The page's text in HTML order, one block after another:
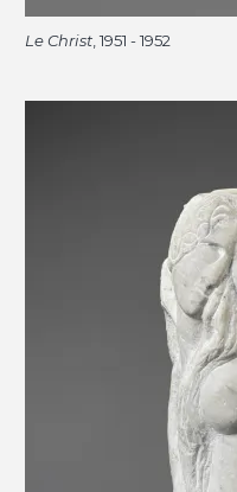
Le Christ , 1951 - 1952